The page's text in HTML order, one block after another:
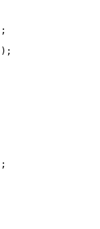
;
);
;